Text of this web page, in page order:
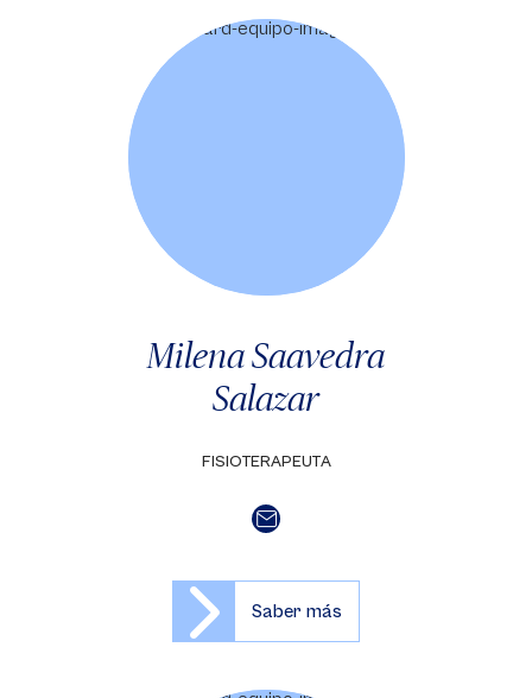
Milena Saavedra
Salazar
FISIOTERAPEUTA
Saber más